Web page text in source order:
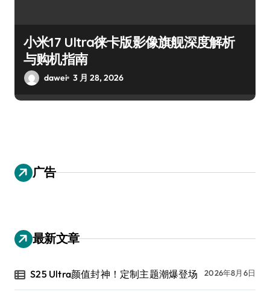
小米17 Ultra徕卡版影像旗舰深度解析
与购机指南
dawei 3 月 28, 2026
广告
最新文章
S25 Ultra颜值封神！定制主题潮爆登场 2026年8月6日